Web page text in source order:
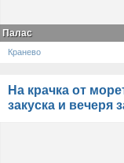
Палас
Кранево
На крачка от
закуска и вечеря